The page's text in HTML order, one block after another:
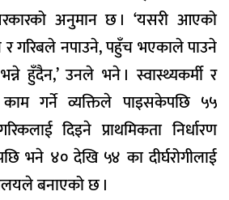
अनुमान छ । ‘यसरी आएको
र गरिबले नपाउने, पहुँच भएकाले पाउने
हुँदैन,’ उनले भने । स्वास्थ्यकर्मी र
गर्ने व्यक्तिले पाइसकेपछि ५५
दिइने प्राथमिकता निर्धारण
भने ४० देखि ५४ का दीर्घरोगीलाई
बनाएको छ ।